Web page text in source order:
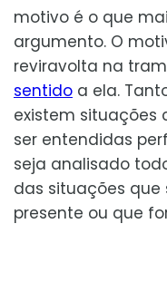
motivo é o que
argumento. O
reviravolta na
sentido a ela.
existem situações
ser entendidas
seja analisado
das situações
presente ou que